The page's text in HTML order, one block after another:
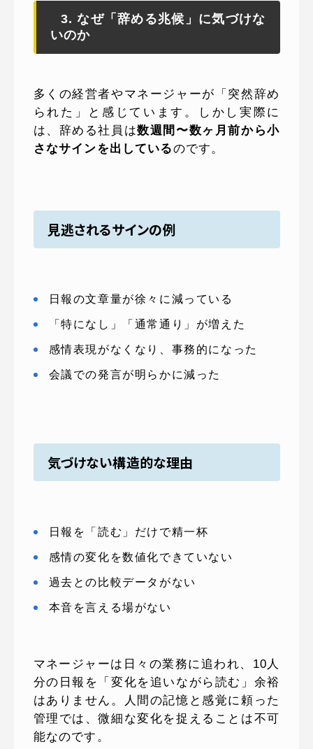
3. なぜ「辞める兆候」に気づけな
いのか
多くの経営者やマネージャーが「突然辞め
られた」と感じています。しかし実際に
は、辞める社員は数週間〜数ヶ月前から小
さなサインを出しているのです。
見逃されるサインの例
日報の文章量が徐々に減っている
「特になし」「通常通り」が増えた
感情表現がなくなり、事務的になった
会議での発言が明らかに減った
気づけない構造的な理由
日報を「読む」だけで精一杯
感情の変化を数値化できていない
過去との比較データがない
本音を言える場がない
マネージャーは日々の業務に追われ、10人
分の日報を「変化を追いながら読む」余裕
はありません。人間の記憶と感覚に頼った
管理では、微細な変化を捉えることは不可
能なのです。